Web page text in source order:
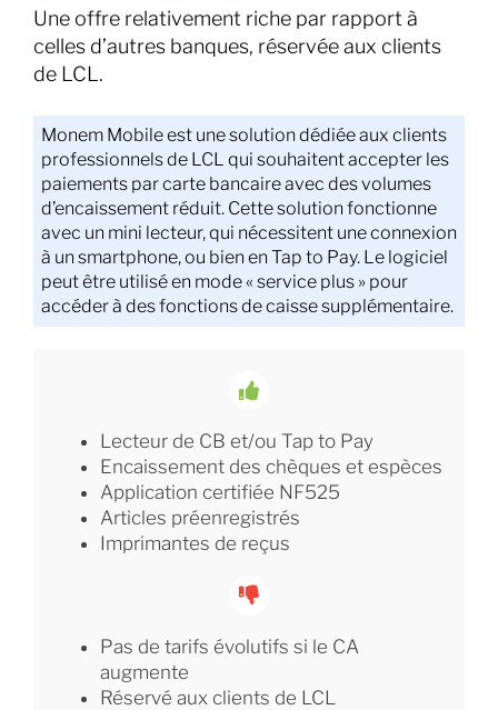
Une offre relativement riche par rapport à
celles d’autres banques, réservée aux clients
de LCL.
Monem Mobile est une solution dédiée aux clients
professionnels de LCL qui souhaitent accepter les
paiements par carte bancaire avec des volumes
d’encaissement réduit. Cette solution fonctionne
avec un mini lecteur, qui nécessitent une connexion
à un smartphone, ou bien en Tap to Pay. Le logiciel
peut être utilisé en mode « service plus » pour
accéder à des fonctions de caisse supplémentaire.
Lecteur de CB et/ou Tap to Pay
Encaissement des chèques et espèces
Application certifiée NF525
Articles préenregistrés
Imprimantes de reçus
Pas de tarifs évolutifs si le CA
augmente
Réservé aux clients de LCL